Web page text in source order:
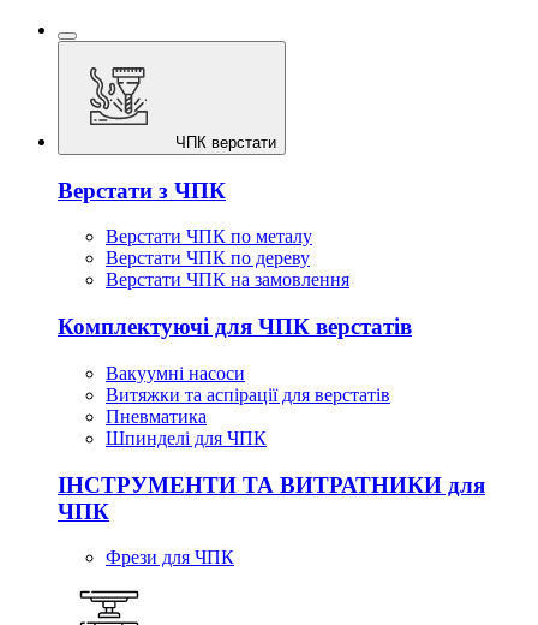
ЧПК верстати
Верстати з ЧПК
Верстати ЧПК по металу
Верстати ЧПК по дереву
Верстати ЧПК на замовлення
Комплектуючі для ЧПК верстатів
Вакуумні насоси
Витяжки та аспірації для верстатів
Пневматика
Шпинделі для ЧПК
ІНСТРУМЕНТИ ТА ВИТРАТНИКИ для
ЧПК
Фрези для ЧПК